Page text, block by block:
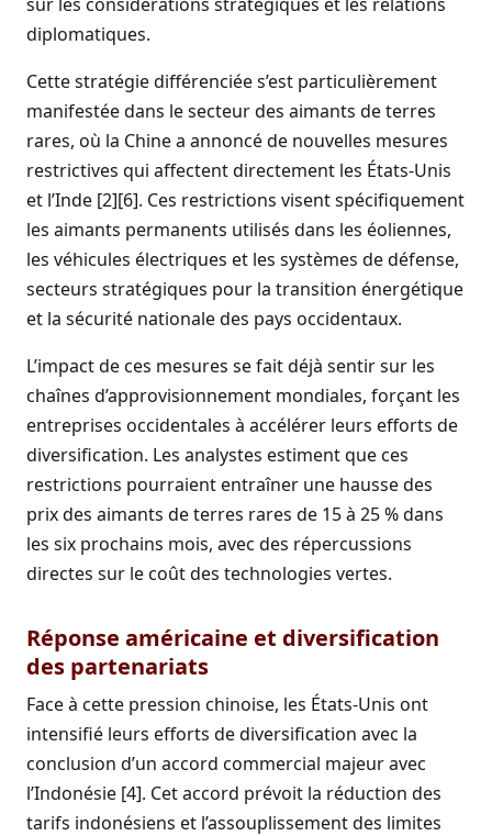
diplomatiques.
Cette stratégie différenciée s’est particulièrement
manifestée dans le secteur des aimants de terres
rares, où la Chine a annoncé de nouvelles mesures
restrictives qui affectent directement les États-Unis
et l’Inde [2][6]. Ces restrictions visent spécifiquement
les aimants permanents utilisés dans les éoliennes,
les véhicules électriques et les systèmes de défense,
secteurs stratégiques pour la transition énergétique
et la sécurité nationale des pays occidentaux.
L’impact de ces mesures se fait déjà sentir sur les
chaînes d’approvisionnement mondiales, forçant les
entreprises occidentales à accélérer leurs efforts de
diversification. Les analystes estiment que ces
restrictions pourraient entraîner une hausse des
prix des aimants de terres rares de 15 à 25 % dans
les six prochains mois, avec des répercussions
directes sur le coût des technologies vertes.
Réponse américaine et diversification
des partenariats
Face à cette pression chinoise, les États-Unis ont
intensifié leurs efforts de diversification avec la
conclusion d’un accord commercial majeur avec
l’Indonésie [4]. Cet accord prévoit la réduction des
tarifs indonésiens et l’assouplissement des limites